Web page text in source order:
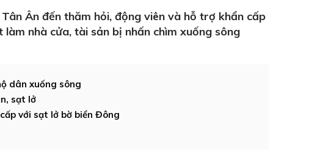
Ân đến thăm hỏi, động viên và hỗ trợ khẩn cấp
nhà cửa, tài sản bị nhấn chìm xuống sông
dân xuống sông
sạt lở
với sạt lở bờ biển Đông